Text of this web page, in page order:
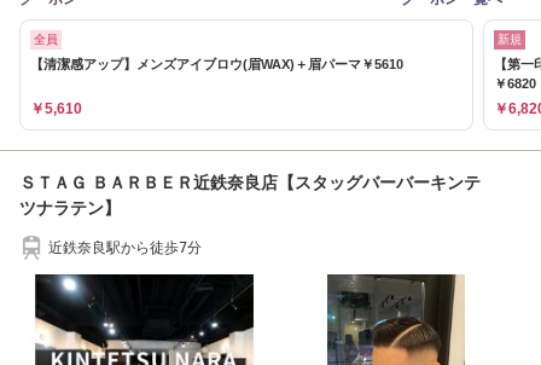
全員
【清潔感アップ】メンズアイブロウ(眉WAX)＋眉パーマ￥5610
￥5,610
新規
【第
￥6820
￥
ＳＴＡＧ ＢＡＲＢＥＲ近鉄奈良店【スタッグバーバーキンテ
ツナラテン】
近鉄奈良駅から徒歩7分